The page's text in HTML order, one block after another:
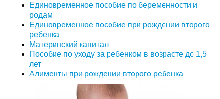
Единовременное пособие по беременности и
родам
Единовременное пособие при рождении второго
ребенка
Материнский капитал
Пособие по уходу за ребенком в возрасте до 1,5
лет
Алименты при рождении второго ребенка